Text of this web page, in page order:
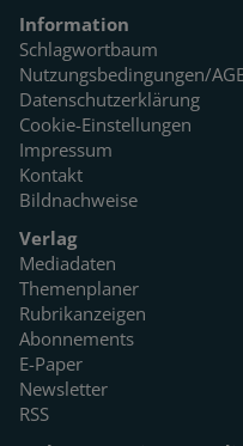
Information
Schlagwortbaum
Nutzungsbedingungen/
Datenschutzerklärung
Cookie-Einstellungen
Impressum
Kontakt
Bildnachweise
Verlag
Mediadaten
Themenplaner
Rubrikanzeigen
Abonnements
E-Paper
Newsletter
RSS